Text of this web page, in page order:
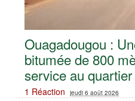
Ouagadougou :
bitumée de 800
service au
1 Réaction jeudi 6 août 2026